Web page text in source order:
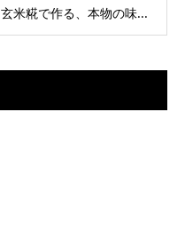
玄米糀で作る、本物の味...